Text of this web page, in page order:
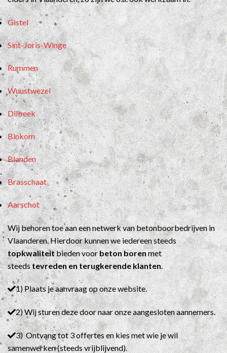
Gistel
Sint-Joris-Winge
Rummen
Wuustwezel
Dilbeek
Binkom
Blanden
Brasschaat
Aarschot
Wij behoren toe aan een netwerk van betonboorbedrijven in
Vlaanderen. Hierdoor kunnen we iedereen steeds
topkwaliteitbieden voorbeton borenmet
steedstevreden en terugkerende klanten
1) Plaats je aanvraag op onze website.
2) Wij sturen deze door naar onze aangesloten aannemers.
3) Ontvang tot 3 offertes en kies met wie je wil
samenwerken (steeds vrijblijvend).